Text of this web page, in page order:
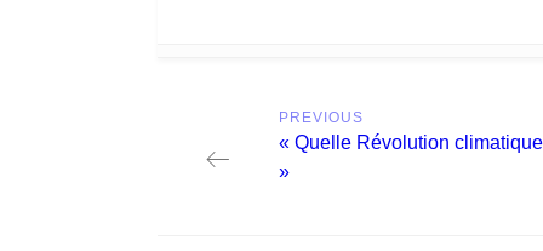
navigation
PREVIOUS
Previous
post:
« Quelle Révolution
»